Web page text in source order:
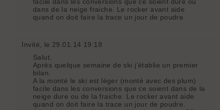
dans de la neige fraiche. Le rocker avant aide
quand on doit faire la trace un jour de poudre.
Invité , le 29.01.14 19:18
Salut,
Après quelque semaine de ski j'établie un premier
bilan.
A la monté le ski est léger (monté avec des plum)
facile dans les conversions que ce soient dans de la
neige dure ou de la fraiche. Le rocker avant aide
quand on doit faire la trace un jour de poudre.